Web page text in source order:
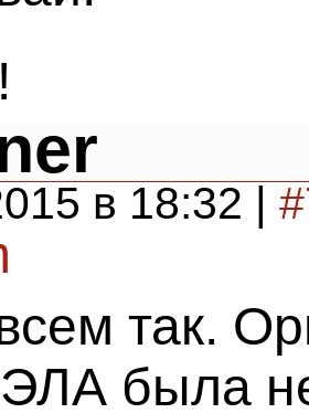
в 18:32 |
так.
была